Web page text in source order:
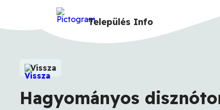
Település Info
Vissza
Hagyományos